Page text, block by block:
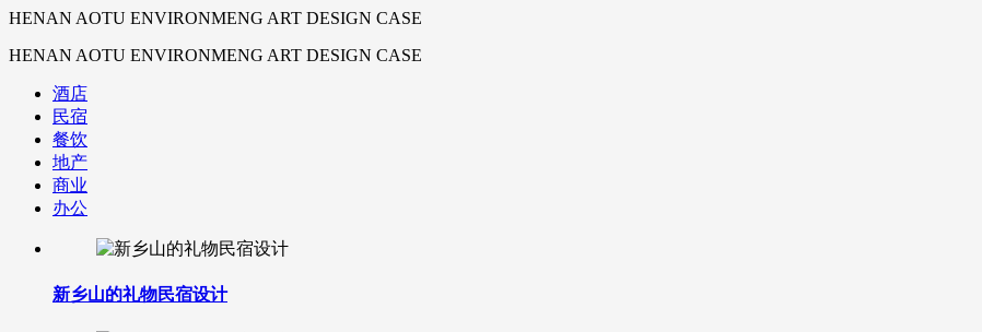
HENAN AOTU ENVIRONMENG ART DESIGN CASE
HENAN AOTU ENVIRONMENG ART DESIGN CASE
酒店
民宿
餐饮
地产
商业
办公
新乡山的礼物民宿设计